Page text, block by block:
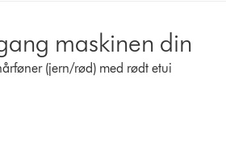
maskinen din
(jern/rød) med rødt etui